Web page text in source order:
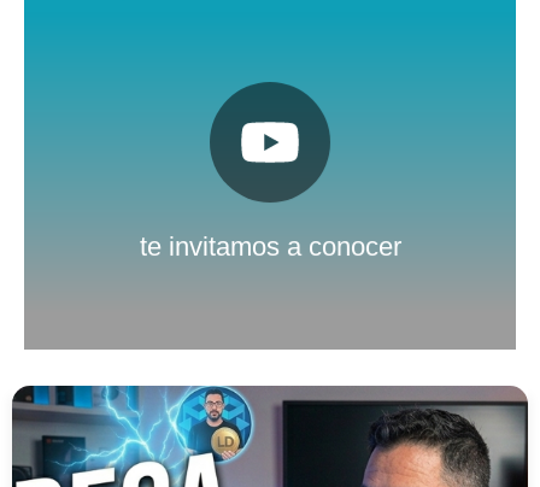
te invitamos a conocer
Pulsa aquí